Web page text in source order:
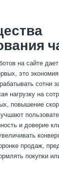
на сайте
это
сотни
нагрузку на
повышение
и доверие
продаж,
покупки